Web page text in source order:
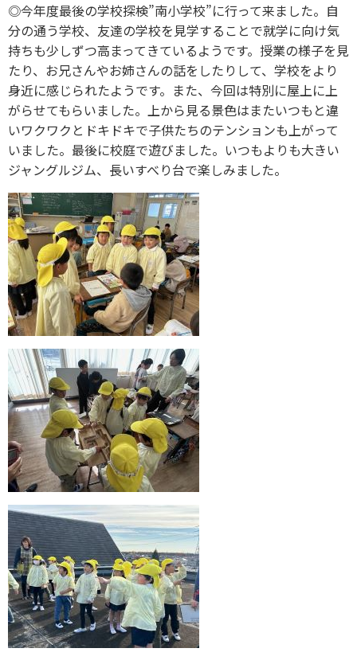
◎今年度最後の学校探検”南小学校”に行って来ました。自
分の通う学校、友達の学校を見学することで就学に向け気
持ちも少しずつ高まってきているようです。授業の様子を見
たり、お兄さんやお姉さんの話をしたりして、学校をより
身近に感じられたようです。また、今回は特別に屋上に上
がらせてもらいました。上から見る景色はまたいつもと違
いワクワクとドキドキで子供たちのテンションも上がって
いました。最後に校庭で遊びました。いつもよりも大きい
ジャングルジム、長いすべり台で楽しみました。